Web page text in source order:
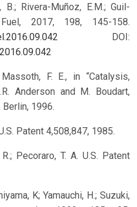
B.; Rivera-Muñoz, E.M.; Guil-
2017, 198, 145-158.
DOI:
F. E., in “Catalysis,
Anderson and M. Boudart,
Berlin, 1996.
Patent 4,508,847, 1985.
Pecoraro, T. A. U.S. Patent
K; Yamauchi, H.; Suzuki,